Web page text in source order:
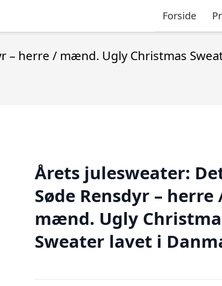
Forside
– herre / mænd. Ugly Christmas
Årets julesweater:
Søde Rensdyr – herre
mænd. Ugly
Sweater lavet i